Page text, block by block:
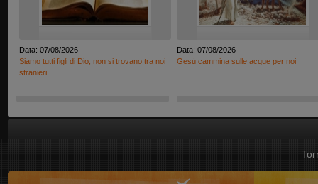
Data: 07/08/2026
Siamo tutti figli di Dio, non si trovano tra noi
stranieri
Data: 07/08/2026
Gesù cammina sulle acque per noi